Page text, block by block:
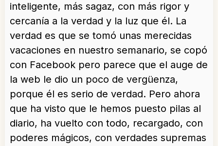
inteligente, más sagaz, con más rigor y
cercanía a la verdad y la luz que él. La
verdad es que se tomó unas merecidas
vacaciones en nuestro semanario, se copó
con Facebook pero parece que el auge de
la web le dio un poco de vergüenza,
porque él es serio de verdad. Pero ahora
que ha visto que le hemos puesto pilas al
diario, ha vuelto con todo, recargado, con
poderes mágicos, con verdades supremas